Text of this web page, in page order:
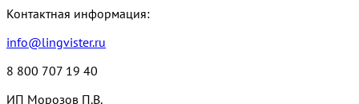
Контактная информация:
info@lingvister.ru
8 800 707 19 40
ИП Морозов П.В.